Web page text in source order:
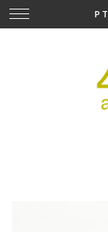
PT
Mudar
navegação